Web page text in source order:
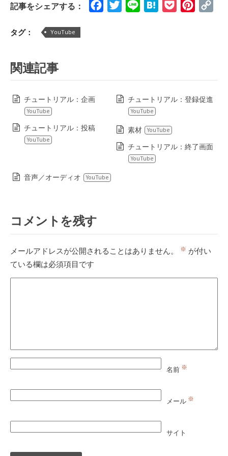
記事をシェアする： FacebookTwitterLine HatenaPocket
タグ： YouTube
関連記事
チュートリアル：企画
YouTube
チュートリアル：登録促進
YouTube
チュートリアル：投稿
YouTube
素材 YouTube
チュートリアル：終了画面
YouTube
音声／オーディオ YouTube
コメントを残す
メールアドレスが公開されることはありません。 ※ が付い
ている欄は必須項目です
名前 ※
メール ※
サイト